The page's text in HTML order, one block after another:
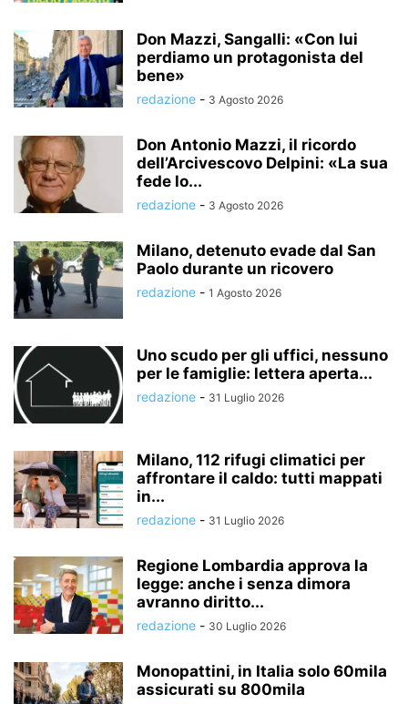
Don Mazzi, Sangalli: «Con lui
perdiamo un protagonista del
bene»
redazione - 3 Agosto 2026
Don Antonio Mazzi, il ricordo
dell’Arcivescovo Delpini: «La sua
fede lo...
redazione - 3 Agosto 2026
Milano, detenuto evade dal San
Paolo durante un ricovero
redazione - 1 Agosto 2026
Uno scudo per gli uffici, nessuno
per le famiglie: lettera aperta...
redazione - 31 Luglio 2026
Milano, 112 rifugi climatici per
affrontare il caldo: tutti mappati
in...
redazione - 31 Luglio 2026
Regione Lombardia approva la
legge: anche i senza dimora
avranno diritto...
redazione - 30 Luglio 2026
Monopattini, in Italia solo 60mila
assicurati su 800mila